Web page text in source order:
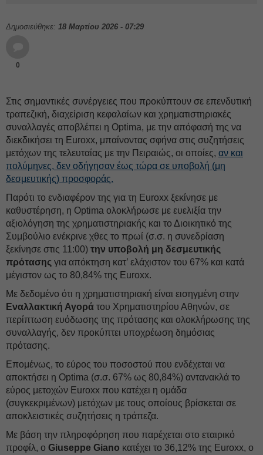
Δημοσιεύθηκε: 18 Μαρτίου 2026 - 07:29
0
Στις σημαντικές συνέργειες που προκύπτουν σε επενδυτική
τραπεζική, διαχείριση κεφαλαίων και χρηματιστηριακές
συναλλαγές αποβλέπει η Optima, με την απόφασή της να
διεκδικήσει τη Euroxx, μπαίνοντας σφήνα στις συζητήσεις
μετόχων της τελευταίας με την Πειραιώς, οι οποίες, αν και
πολύμηνες, δεν οδήγησαν έως τώρα σε υποβολή (μη
δεσμευτικής) προσφοράς.
Παρότι το ενδιαφέρον της για τη Euroxx ξεκίνησε με
καθυστέρηση, η Optima ολοκλήρωσε με ευελιξία την
αξιολόγηση της χρηματιστηριακής και το Διοικητικό της
Συμβούλιο ενέκρινε χθες το πρωί (σ.σ. η συνεδρίαση
ξεκίνησε στις 11:00) την υποβολή μη δεσμευτικής
πρότασης για απόκτηση κατ’ ελάχιστον του 67% και κατά
μέγιστον ως το 80,84% της Euroxx.
Με δεδομένο ότι η χρηματιστηριακή είναι εισηγμένη στην
Εναλλακτική Αγορά του Χρηματιστηρίου Αθηνών, σε
περίπτωση ευόδωσης της πρότασης και ολοκλήρωσης της
συναλλαγής, δεν προκύπτει υποχρέωση δημόσιας
πρότασης.
Επομένως, το εύρος του ποσοστού που ενδέχεται να
αποκτήσει η Optima (σ.σ. 67% ως 80,84%) αντανακλά το
εύρος μετοχών Euroxx που κατέχει η ομάδα
(συγκεκριμένων) μετόχων με τους οποίους βρίσκεται σε
αποκλειστικές συζητήσεις η τράπεζα.
Με βάση την πληροφόρηση που παρέχεται στο εταιρικό
προφίλ, ο Giuseppe Gianο κατέχει το 36,12% της Euroxx, ο